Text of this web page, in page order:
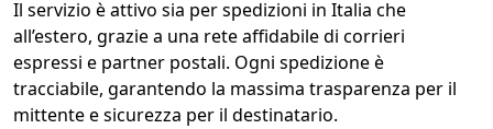
Il servizio è attivo sia per spedizioni in Italia che
all’estero, grazie a una rete affidabile di corrieri
espressi e partner postali. Ogni spedizione è
tracciabile, garantendo la massima trasparenza per il
mittente e sicurezza per il destinatario.